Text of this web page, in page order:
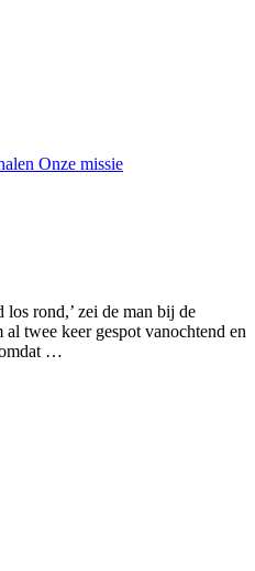
Onze missie
los rond,’ zei de man bij de
twee keer gespot vanochtend en
…